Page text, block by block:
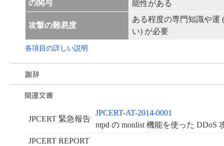
の関与 能性がある
攻撃の難易度
ある程度の専門知識や運
い) が必要
各項目の詳しい説明
JPCERT 緊急報告
JPCERT-AT-2014-0001
ntpd の monlist 機能を使った DDoS
JPCERT REPORT